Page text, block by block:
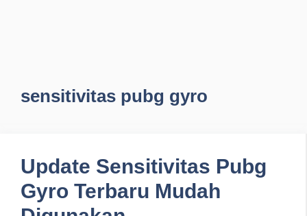
sensitivitas pubg gyro
Update Sensitivitas Pubg
Gyro Terbaru Mudah